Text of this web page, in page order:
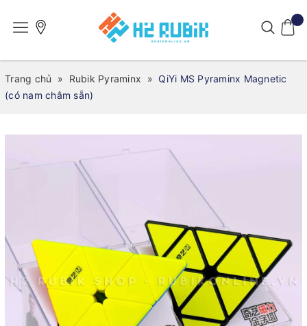
Trang chủ » Rubik Pyraminx » QiYi MS Pyraminx Magnetic
(có nam châm sẵn)